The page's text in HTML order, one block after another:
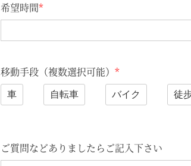
希望時間*
移動手段（複数選択可能） *
車 自転車 バイク 徒
ご質問などありましたらご記入下さい